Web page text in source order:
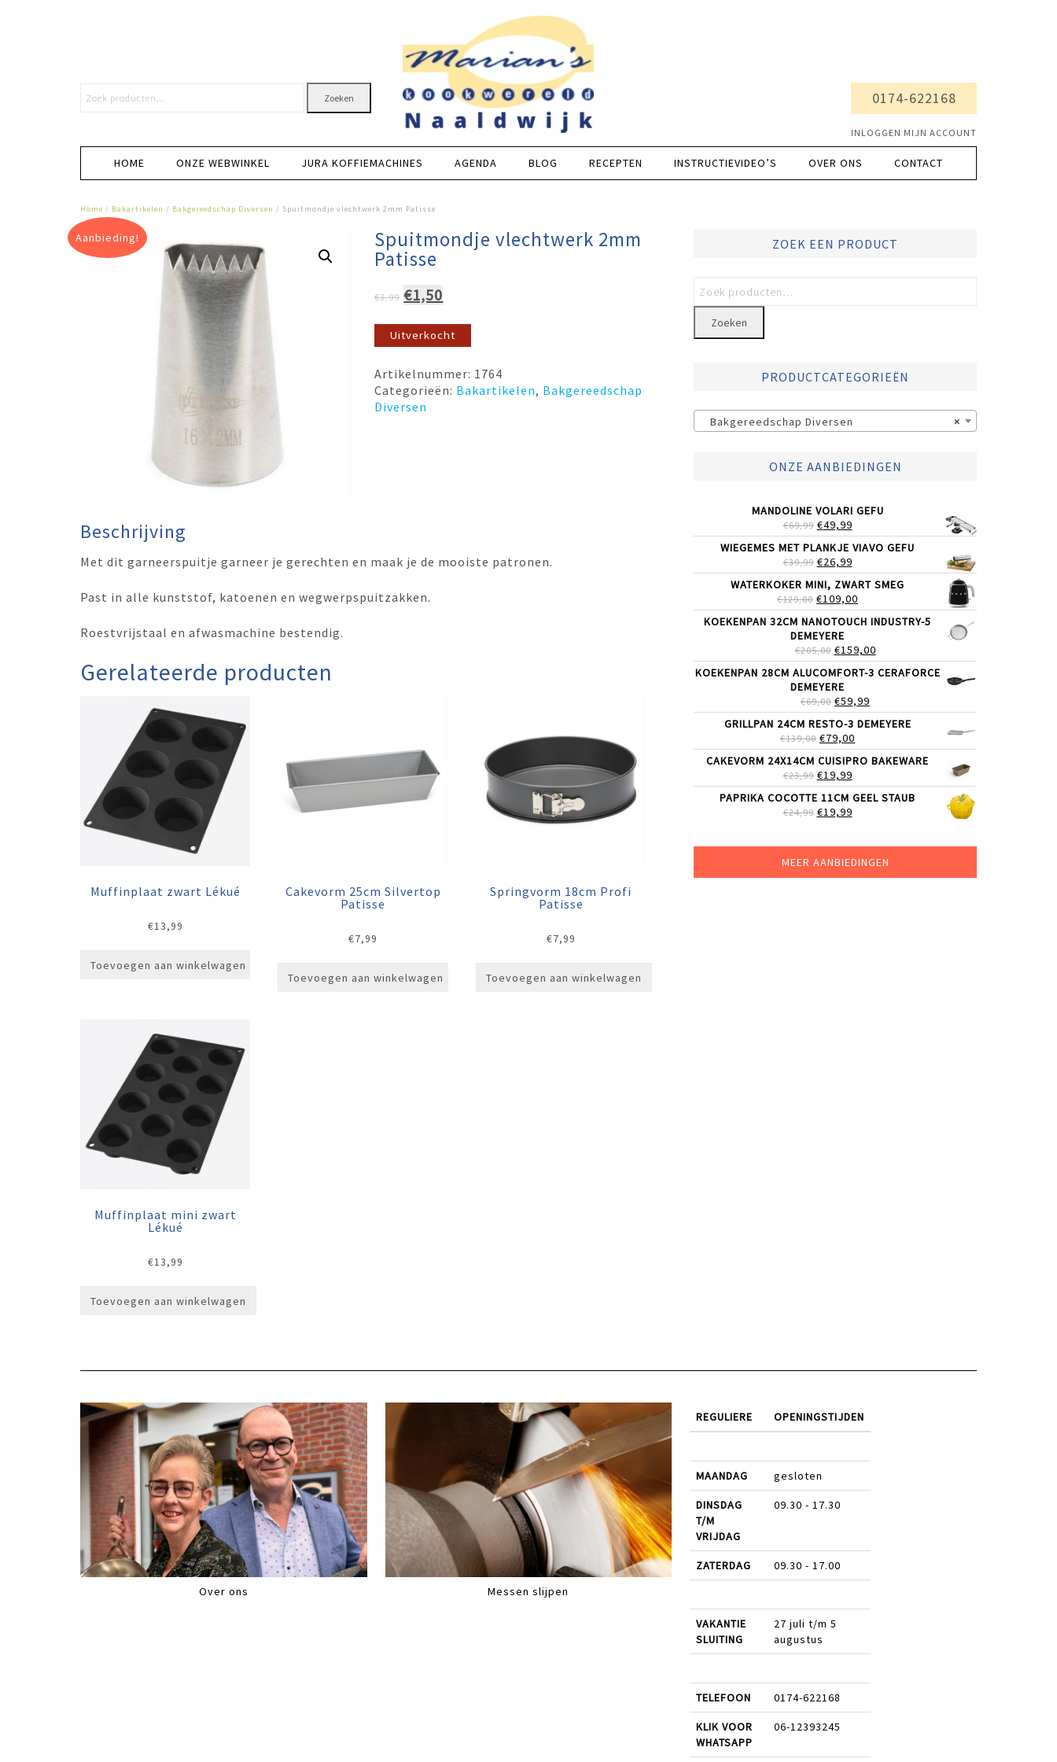
Zoeken 0174-622168
INLOGGEN MIJN ACCOUNT
HOME ONZE WEBWINKEL JURA KOFFIEMACHINES AGENDA BLOG RECEPTEN INSTRUCTIEVIDEO’S OVER ONS CONTACT
Home / Bakartikelen / Bakgereedschap Diversen / Spuitmondje vlechtwerk 2mm Patisse
Aanbieding! Spuitmondje vlechtwerk 2mm
Patisse
€3,99 Oorspronkelijke
was:
€1,50
is:
Uitverkocht
Artikelnummer: 1764
Categorieën: Bakartikelen, Bakgereedschap
Diversen
Beschrijving
Met dit garneerspuitje garneer je gerechten en maak je de mooiste patronen.
Past in alle kunststof, katoenen en wegwerpspuitzakken.
Roestvrijstaal en afwasmachine bestendig.
Gerelateerde producten
Muffinplaat zwart Lékué
€13,99
Toevoegen aan winkelwagen
Cakevorm 25cm Silvertop
Patisse
€7,99
Toevoegen aan winkelwagen
Springvorm 18cm Profi
Patisse
€7,99
Toevoegen aan winkelwagen
Muffinplaat mini zwart
Lékué
€13,99
Toevoegen aan winkelwagen
ZOEK EEN PRODUCT
Zoeken
PRODUCTCATEGORIEËN
×
Bakgereedschap Diversen
ONZE AANBIEDINGEN
MANDOLINE VOLARI GEFU
€69,99 OORSPRONKELIJKE
PRIJS
WAS:
€69,99.
€49,99HUIDIGE
PRIJS
IS:
€49,99.
WIEGEMES MET PLANKJE VIAVO GEFU
€39,99 OORSPRONKELIJKE
PRIJS
WAS:
€39,99.
€26,99HUIDIGE
PRIJS
IS:
€26,99.
WATERKOKER MINI, ZWART SMEG
€129,00 OORSPRONKELIJKE
PRIJS
WAS:
€129,00.
€109,00
PRIJS
IS:
KOEKENPAN 32CM NANOTOUCH INDUSTRY-5
DEMEYERE
€205,00 OORSPRONKELIJKE
PRIJS
WAS:
€205,00.
€159,00HUIDIGE
PRIJS
IS:
KOEKENPAN 28CM ALUCOMFORT-3 CERAFORCE
DEMEYERE
€69,00 OORSPRONKELIJKE
PRIJS
WAS:
€69,00.
€59,99
PRIJS
IS:
GRILLPAN 24CM RESTO-3 DEMEYERE
€139,00 OORSPRONKELIJKE
PRIJS
WAS:
€139,00.
€79,00
PRIJS
IS:
CAKEVORM 24X14CM CUISIPRO BAKEWARE
€23,99 OORSPRONKELIJKE
PRIJS
WAS:
€23,99.
€19,99HUIDIGE
PRIJS
IS:
€19,99.
PAPRIKA COCOTTE 11CM GEEL STAUB
€24,99 OORSPRONKELIJKE
€19,99HUIDIGE
MEER AANBIEDINGEN
Over ons Messen slijpen
REGULIERE OPENINGSTIJDEN
MAANDAG gesloten
DINSDAG
T/M
VRIJDAG
09.30 - 17.30
ZATERDAG 09.30 - 17.00
VAKANTIE
SLUITING
27 juli t/m 5
augustus
TELEFOON 0174-622168
KLIK VOOR
WHATSAPP
06-12393245